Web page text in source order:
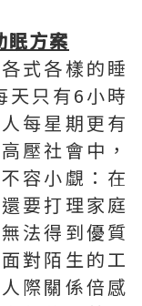
眠方案
式各樣的睡
天只有6小時
每星期更有
壓社會中，
容小覷：在
要打理家庭
法得到優質
對陌生的工
際關係倍感